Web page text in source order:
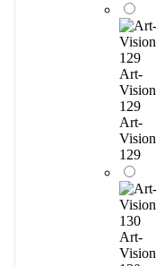
Art-
Vision
129
Art-
Vision
129
Art-
Vision